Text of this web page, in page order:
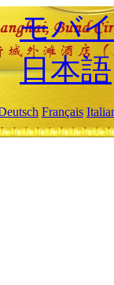
モバ
日本語
Français